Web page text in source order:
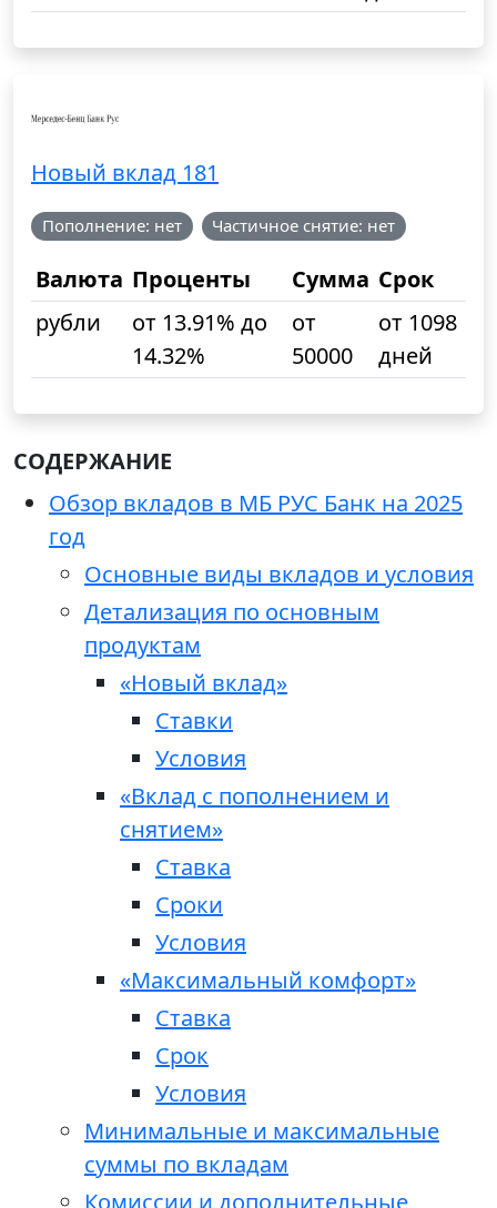
Новый вклад 181
Пополнение: нет Частичное снятие: нет
Валюта Проценты Сумма Срок
рубли
от 13.91% до
14.32%
от
50000
от 1098
дней
СОДЕРЖАНИЕ
Обзор вкладов в МБ РУС Банк на 2025
год
Основные виды вкладов и условия
Детализация по основным
продуктам
«Новый вклад»
Ставки
Условия
«Вклад с пополнением и
снятием»
Ставка
Сроки
Условия
«Максимальный комфорт»
Ставка
Срок
Условия
Минимальные и максимальные
суммы по вкладам